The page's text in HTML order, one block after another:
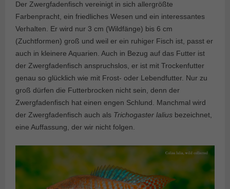
Der Zwergfadenfisch vereinigt in sich allergrößte
Farbenpracht, ein friedliches Wesen und ein interessantes
Verhalten. Er wird nur 3 cm (Wildfänge) bis 6 cm
(Zuchtformen) groß und weil er ein ruhiger Fisch ist, passt er
auch in kleinere Aquarien. Auch in Bezug auf das Futter ist
der Zwergfadenfisch anspruchslos, er ist mit Trockenfutter
genau so glücklich wie mit Frost- oder Lebendfutter. Nur zu
groß dürfen die Futterbrocken nicht sein, denn der
Zwergfadenfisch hat einen engen Schlund. Manchmal wird
der Zwergfadenfisch auch als Trichogaster lalius bezeichnet,
eine Auffassung, der wir nicht folgen.